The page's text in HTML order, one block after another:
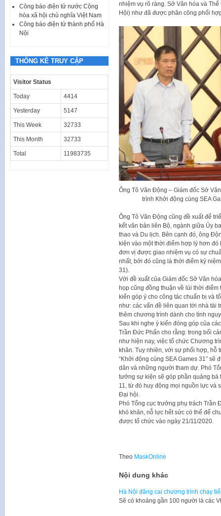
nhiệm vụ rõ ràng. Sở Văn hóa và
Hội) như đã được phân công phối
Ông Tô Văn Động – Giám đốc Sở
trình Khởi động cùng SEA
Ông Tô Văn Động cũng đề xuất để
kết văn bản liên Bộ, ngành giữa Ủy
thao và Du lịch. Bên cạnh đó, ông
kiện vào một thời điểm hợp lý hơn
đơn vị được giao nhiệm vụ có sự
nhất, bởi đó cũng là thời điểm kỷ
31).
Với đề xuất của Giám đốc Sở Văn
họp cũng đồng thuận về lùi thời
kiến góp ý cho công tác chuẩn bị và
như: các vấn đề liên quan tới nhà tài
thêm chương trình dành cho tình
Sau khi nghe ý kiến đóng góp của
Trần Đức Phấn cho rằng: trong bối
như hiện nay, việc tổ chức Chương
khăn. Tuy nhiên, với sự phối hợp, hỗ
“Khởi động cùng SEA Games 31”
dân và những người tham dự. Phó
tưởng sự kiện sẽ góp phần quảng bá
11, từ đó huy động mọi nguồn lực và
Đại hội.
Phó Tổng cục trưởng phụ trách Trần
khó khăn, nỗ lực hết sức có thể để
được tổ chức vào ngày 21/11/2020.
Theo MaskOnline
Nội dung khác
Hà Nội đăng cai chương trình chạy
Sẽ có khoảng gần 100 người là các
Công báo điện tử nước Cộng
hòa xã hội chủ nghĩa Việt Nam
Công báo điện tử thành phố Hà
Nội
THỐNG KÊ TRUY CẬP
Visitor Status
Today 4414
Yesterday 5147
This Week 32733
This Month 32733
Total 11983735